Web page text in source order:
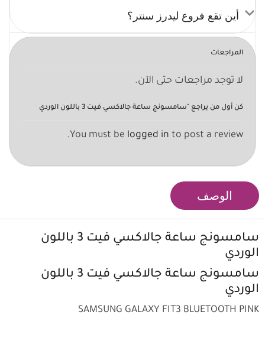
أين تقع فروع ليدرز سنتر؟
المراجعات
لا توجد مراجعات حتى الآن.
كن أول من يراجع "سامسونج ساعة جالاكسي فيت 3 باللون الوردي
You must be logged in to post a review.
الوصف
سامسونج ساعة
جالاكسي فيت 3 باللون
الوردي
سامسونج ساعة
جالاكسي فيت 3 باللون
الوردي
SAMSUNG GALAXY FIT3 BLUETOOTH PINK